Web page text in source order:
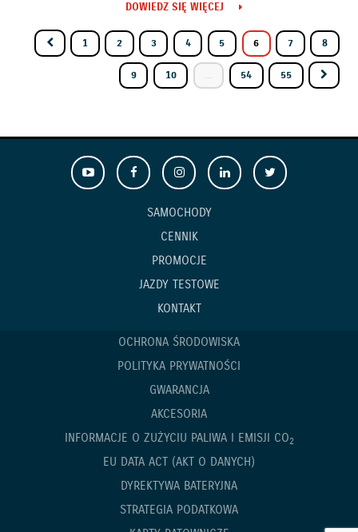
DOWIEDZ SIĘ WIĘCEJ
1 2 3 4 5 6 7 8
9 10 ... 54 55
SAMOCHODY
CENNIK
PROMOCJE
JAZDY TESTOWE
KONTAKT
OCHRONA ŚRODOWISKA
POLITYKA PRYWATNOŚCI
GWARANCJA
AKCESORIA
INFORMACJE O ZUŻYCIU PALIWA I EMISJI CO2
EU DATA ACT (AKT O DANYCH)
DYREKTYWA BATERYJNA
STRATEGIA PODATKOWA